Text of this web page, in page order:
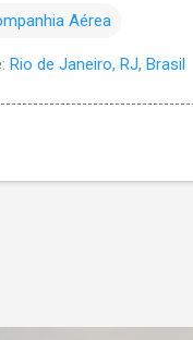
Aérea
Rio de Janeiro, RJ, Brasil